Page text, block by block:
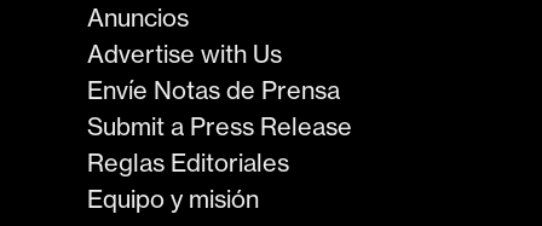
Anuncios
Advertise with Us
Envíe Notas de Prensa
Submit a Press Release
Reglas Editoriales
Equipo y misión